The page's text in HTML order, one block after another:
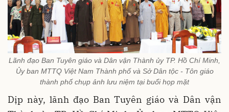
Lãnh đạo Ban Tuyên giáo và Dân vận Thành ủy TP. Hồ Chí Minh,
Ủy ban MTTQ Việt Nam Thành phố và Sở Dân tộc - Tôn giáo
thành phố chụp ảnh lưu niệm tại buổi họp mặt
Dịp này, lãnh đạo Ban Tuyên giáo và Dân vận